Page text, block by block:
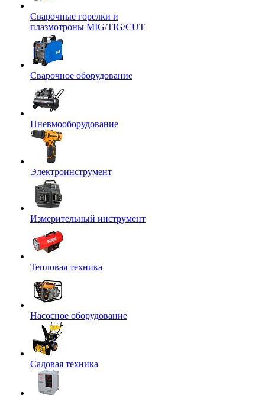
Сварочные горелки и
плазмотроны MIG/TIG/CUT
Сварочное оборудование
Пневмооборудование
Электроинструмент
Измерительный инструмент
Тепловая техника
Насосное оборудование
Садовая техника